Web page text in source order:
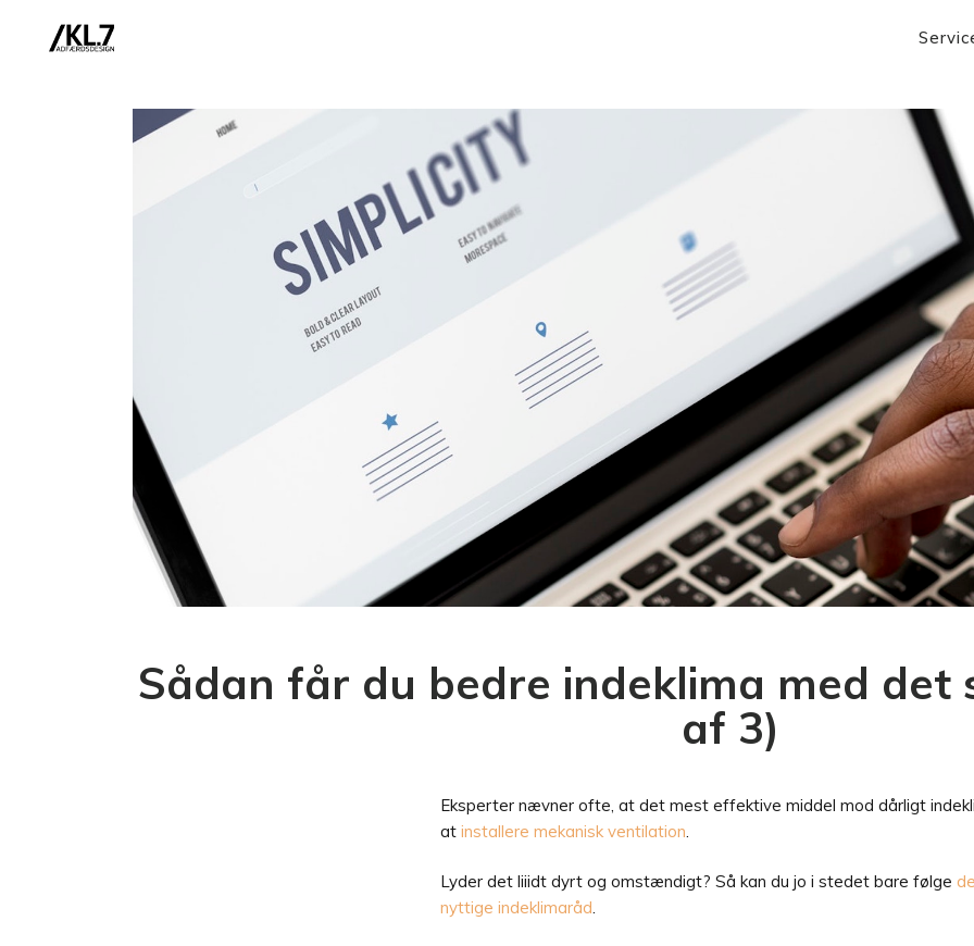
Sådan får du bedre indeklima med det
af 3)
Eksperter nævner ofte, at det mest effektive middel mod dårligt
atinstallere mekanisk ventilation.
Lyder det liiidt dyrt og omstændigt? Så kan du jo i stedet bare følge
nyttige indeklimaråd.